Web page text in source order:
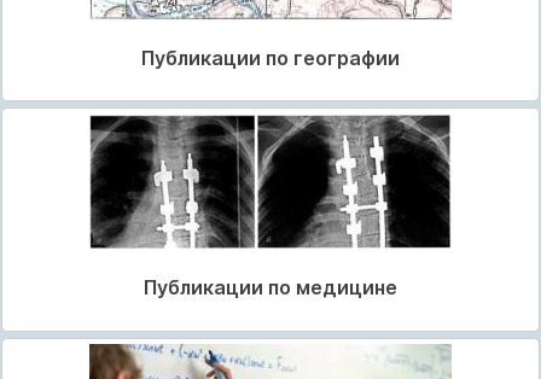
Публикации по географии
Публикации по медицине